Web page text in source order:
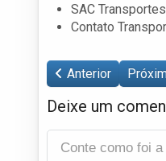
SAC
Contato
Anterior
Deixe um